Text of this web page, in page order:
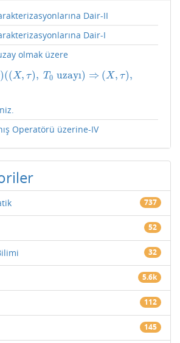
Dair-II
Dair-I
olmak üzere
)((X, τ), T0 uzayı) ⇒ (X, τ),
)((X,τ), T 0uzayı)⇒(X τ), T 2uzayı
Operatörü üzerine-IV
737
52
32
5.6k
112
145